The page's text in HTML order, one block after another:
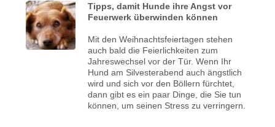
Tipps, damit Hunde ihre Angst vor
Feuerwerk überwinden können
Mit den Weihnachtsfeiertagen stehen
auch bald die Feierlichkeiten zum
Jahreswechsel vor der Tür. Wenn Ihr
Hund am Silvesterabend auch ängstlich
wird und sich vor den Böllern fürchtet,
dann gibt es ein paar Dinge, die Sie tun
können, um seinen Stress zu verringern.